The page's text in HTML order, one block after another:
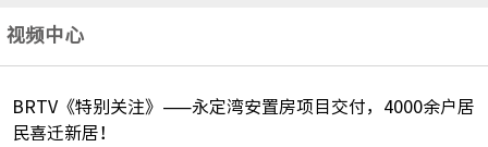
视频中心
BRTV《特别关注》——永定湾安置房项目交付，4000余户居
民喜迁新居！